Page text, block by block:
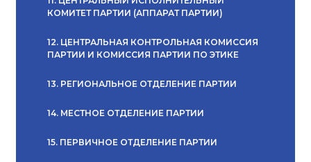
КОМИТЕТ ПАРТИИ (АППАРАТ ПАРТИИ)
12. ЦЕНТРАЛЬНАЯ КОНТРОЛЬНАЯ КОМИССИЯ
ПАРТИИ И КОМИССИЯ ПАРТИИ ПО ЭТИКЕ
13. РЕГИОНАЛЬНОЕ ОТДЕЛЕНИЕ ПАРТИИ
14. МЕСТНОЕ ОТДЕЛЕНИЕ ПАРТИИ
15. ПЕРВИЧНОЕ ОТДЕЛЕНИЕ ПАРТИИ